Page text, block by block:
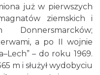
już w pierwszych
ziemskich i
a po II wojnie
– do roku 1969.
m i służył wydobyciu